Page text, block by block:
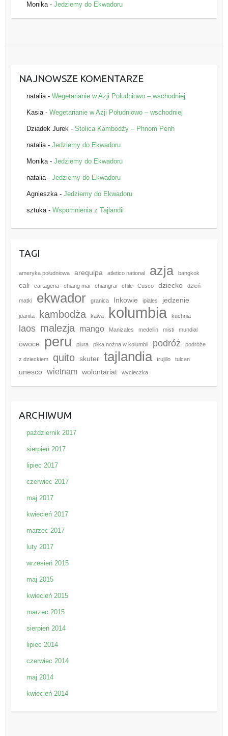
Monika- Jedziemy do Ekwadoru
NAJNOWSZE KOMENTARZE
natalia- Wegetarianie w Azji Południowo – wschodniej
Kasia- Wegetarianie w Azji Południowo – wschodniej
Dziadek Jurek- Stolica Kambodży – Phnom Penh
natalia- Jedziemy do Ekwadoru
Monika- Jedziemy do Ekwadoru
natalia- Jedziemy do Ekwadoru
Agnieszka- Jedziemy do Ekwadoru
sztuka- Wspomnienia z Tajlandii
TAGI
ameryka południowa arequipa atletico national azja bangkok
cali cartagena chiang mai chiangrai chile Cusco dziecko dzień
matki ekwador granica Inkowie ipiales jedzenie
juanita kambodża kawa kolumbia kuchnia
laos malezja mango Manizales medellin misti mundial
owoce peru piura piłka nożna w kolumbii podróż podróże
z dzieckiem quito skuter tajlandia trujillo tulcan
unesco wietnam wolontariat wycieczka
ARCHIWUM
październik 2017
sierpień 2017
lipiec 2017
czerwiec 2017
maj 2017
kwiecień 2017
marzec 2017
luty 2017
wrzesień 2015
maj 2015
kwiecień 2015
marzec 2015
sierpień 2014
lipiec 2014
czerwiec 2014
maj 2014
kwiecień 2014